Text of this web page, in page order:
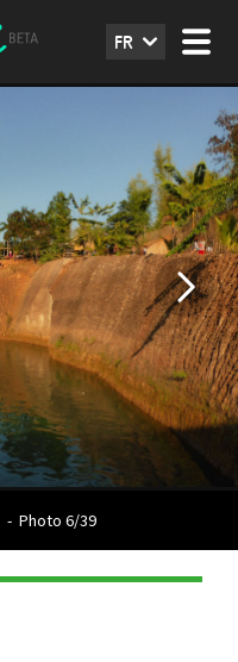
FR
- Photo 6/39